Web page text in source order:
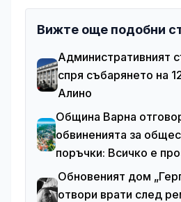
Вижте още подобни
Административният
спря събарянето на
Алино
Община Варна
обвиненията за
поръчки: Всичко е
Обновеният дом
отвори врати след